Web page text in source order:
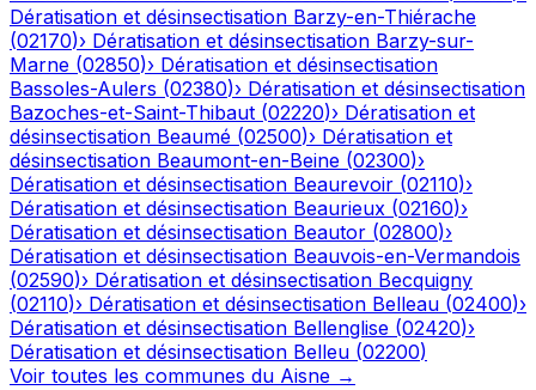
Dératisation et désinsectisation Barzy-en-Thiérache
(02170)› Dératisation et désinsectisation Barzy-sur-
Marne (02850)› Dératisation et désinsectisation
Bassoles-Aulers (02380)› Dératisation et désinsectisation
Bazoches-et-Saint-Thibaut (02220)› Dératisation et
désinsectisation Beaumé (02500)› Dératisation et
désinsectisation Beaumont-en-Beine (02300)›
Dératisation et désinsectisation Beaurevoir (02110)›
Dératisation et désinsectisation Beaurieux (02160)›
Dératisation et désinsectisation Beautor (02800)›
Dératisation et désinsectisation Beauvois-en-Vermandois
(02590)› Dératisation et désinsectisation Becquigny
(02110)› Dératisation et désinsectisation Belleau (02400)›
Dératisation et désinsectisation Bellenglise (02420)›
Dératisation et désinsectisation Belleu (02200)
Voir toutes les communes du Aisne →